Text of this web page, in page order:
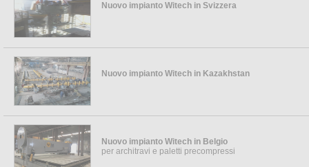
Paletti da Vigna e Architravi
...
Nuovo impianto Witech in Svizzera
Nuovo impianto Witech in Kazakhstan
Nuovo impianto Witech in Belgio
per architravi e paletti precompressi